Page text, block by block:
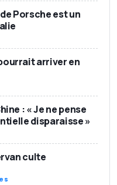
Porsche est un
arriver en
: « Je ne pense
disparaisse »
culte